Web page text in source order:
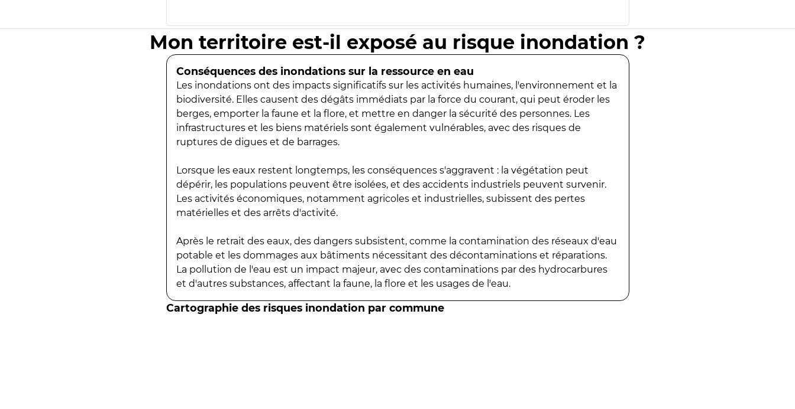
Mon territoire est-il exposé au risque inondation ?
Conséquences des inondations sur la ressource en eau
Les inondations ont des impacts significatifs sur les activités humaines, l'environnement et la
biodiversité. Elles causent des dégâts immédiats par la force du courant, qui peut éroder les
berges, emporter la faune et la flore, et mettre en danger la sécurité des personnes. Les
infrastructures et les biens matériels sont également vulnérables, avec des risques de
ruptures de digues et de barrages.
Lorsque les eaux restent longtemps, les conséquences s'aggravent : la végétation peut
dépérir, les populations peuvent être isolées, et des accidents industriels peuvent survenir.
Les activités économiques, notamment agricoles et industrielles, subissent des pertes
matérielles et des arrêts d'activité.
Après le retrait des eaux, des dangers subsistent, comme la contamination des réseaux d'eau
potable et les dommages aux bâtiments nécessitant des décontaminations et réparations.
La pollution de l'eau est un impact majeur, avec des contaminations par des hydrocarbures
et d'autres substances, affectant la faune, la flore et les usages de l'eau.
Cartographie des risques inondation par commune